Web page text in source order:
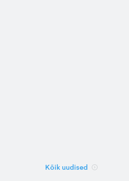
Kõik uudised